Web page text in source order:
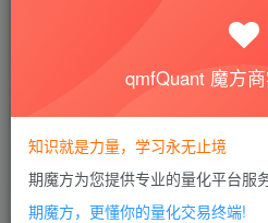
再漂移
付费资源 99 麦语言指标
10个月前 408
qmfQuant 魔方
知识就是力量，学习永无止境
期魔方为您提供专业的量化平台服
期魔方，更懂你的量化交易终端!